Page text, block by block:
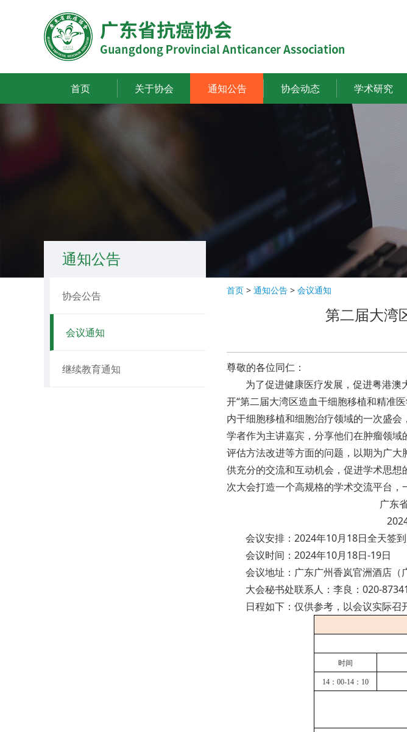
首页 关于协会 通知公告 协会动态 学术研究
通知公告
协会公告
会议通知
继续教育通知
首页 > 通知公告 > 会议通知
第二届大湾
尊敬的各位同仁：
为了促进健康医疗发展，促进粤港澳
开“第二届大湾区造血干细胞移植和精准
内干细胞移植和细胞治疗领域的一次盛
学者作为主讲嘉宾，分享他们在肿瘤领
评估方法改进等方面的问题，以期为广
供充分的交流和互动机会，促进学术思
次大会打造一个高规格的学术交流平台，
广东
会议安排：2024年10月18日全天签到
会议时间：2024年10月18日-19日
会议地址：广东广州香岚官洲酒店
大会秘书处联系人：李良：020-
日程如下：仅供参考，以会议实际召
时间
14：00-14：10